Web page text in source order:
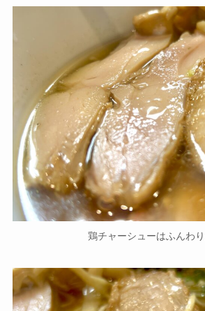
鶏チャーシューはふんわ